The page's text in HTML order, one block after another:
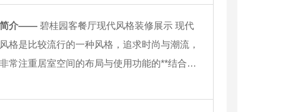
简介—— 碧桂园客餐厅现代风格装修展示 现代
风格是比较流行的一种风格，追求时尚与潮流，
非常注重居室空间的布局与使用功能的**结合…